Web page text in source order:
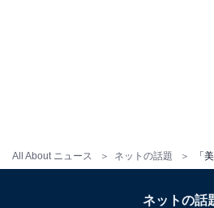
All About ニュース ネットの話題
ネットの話